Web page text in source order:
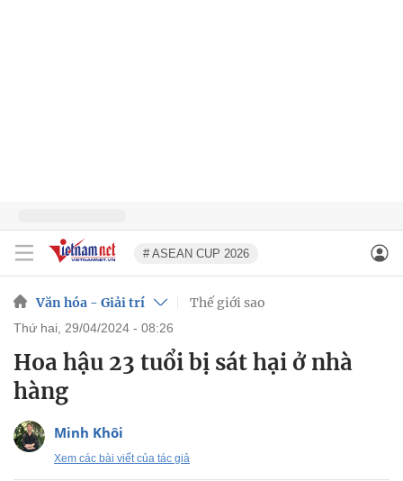
# ASEAN CUP 2026
Văn hóa - Giải trí Thế giới sao
thứ hai, 29/04/2024 - 08:26
Hoa hậu 23 tuổi bị sát hại ở nhà
hàng
Minh Khôi
Xem các bài viết của tác giả